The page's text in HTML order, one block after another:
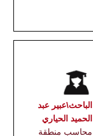
الباحث\عبير عبد
الحميد الحياري
محاسب منطقة